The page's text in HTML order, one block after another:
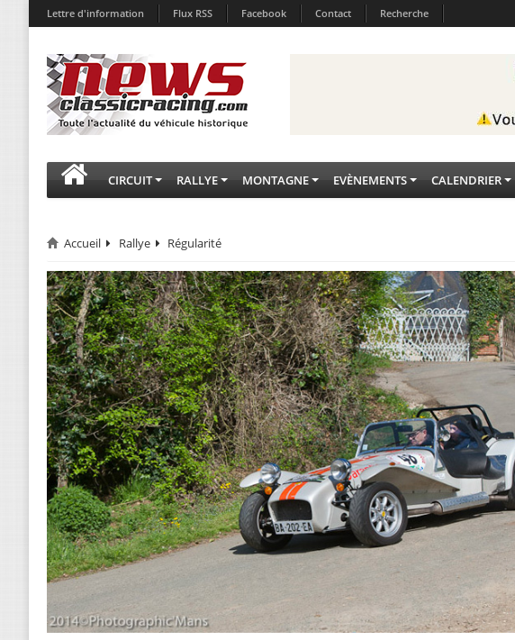
Lettre d'information Flux RSS Facebook Contact Recherche
CIRCUIT RALLYE MONTAGNE EVÈNEMENTS CALENDRIER
Accueil Rallye Régularité